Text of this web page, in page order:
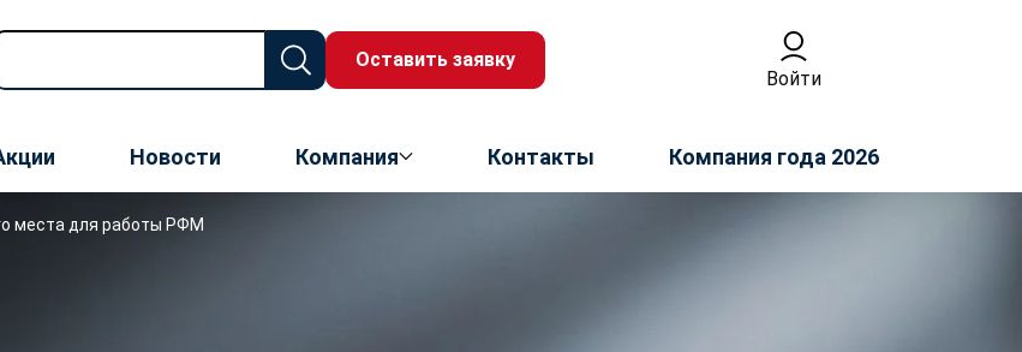
Оставить заявку
Войти
Новости Компания Контакты Компания года 2026
места для работы РФМ